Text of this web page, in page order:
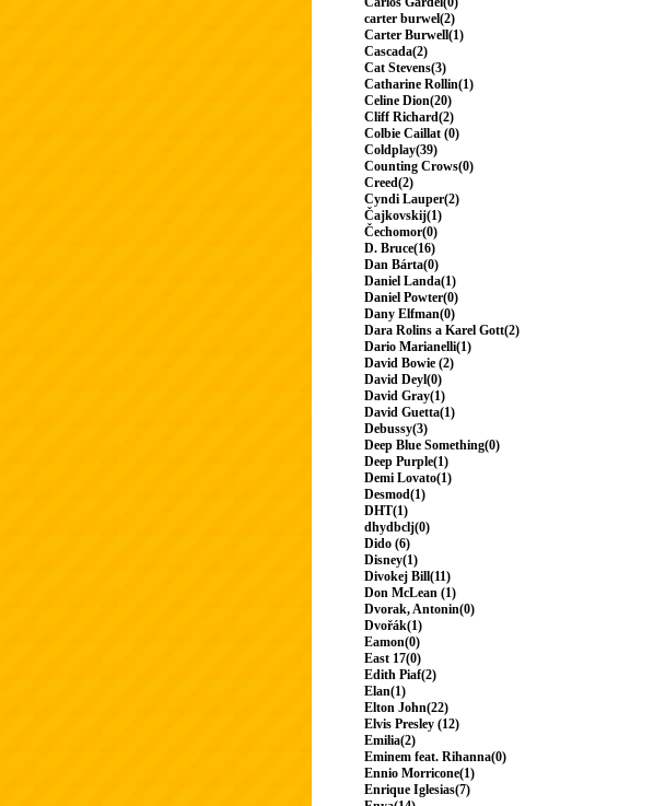
carter burwel(2)
Carter Burwell(1)
Cascada(2)
Cat Stevens(3)
Catharine Rollin(1)
Celine Dion(20)
Cliff Richard(2)
Colbie Caillat (0)
Coldplay(39)
Counting Crows(0)
Creed(2)
Cyndi Lauper(2)
Čajkovskij(1)
Čechomor(0)
D. Bruce(16)
Dan Bárta(0)
Daniel Landa(1)
Daniel Powter(0)
Dany Elfman(0)
Dara Rolins a Karel Gott(2)
Dario Marianelli(1)
David Bowie (2)
David Deyl(0)
David Gray(1)
David Guetta(1)
Debussy(3)
Deep Blue Something(0)
Deep Purple(1)
Demi Lovato(1)
Desmod(1)
DHT(1)
dhydbclj(0)
Dido (6)
Disney(1)
Divokej Bill(11)
Don McLean (1)
Dvorak, Antonin(0)
Dvořák(1)
Eamon(0)
East 17(0)
Edith Piaf(2)
Elan(1)
Elton John(22)
Elvis Presley (12)
Emilia(2)
Eminem feat. Rihanna(0)
Ennio Morricone(1)
Enrique Iglesias(7)